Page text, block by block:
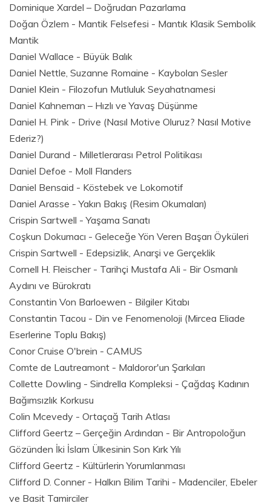
Dominique Xardel – Doğrudan Pazarlama
Doğan Özlem - Mantik Felsefesi - Mantık Klasik Sembolik
Mantik
Daniel Wallace - Büyük Balık
Daniel Nettle, Suzanne Romaine - Kaybolan Sesler
Daniel Klein - Filozofun Mutluluk Seyahatnamesi
Daniel Kahneman – Hızlı ve Yavaş Düşünme
Daniel H. Pink - Drive (Nasıl Motive Oluruz? Nasıl Motive
Ederiz?)
Daniel Durand - Milletlerarası Petrol Politikası
Daniel Defoe - Moll Flanders
Daniel Bensaid - Köstebek ve Lokomotif
Daniel Arasse - Yakın Bakış (Resim Okumaları)
Crispin Sartwell - Yaşama Sanatı
Coşkun Dokumacı - Geleceğe Yön Veren Başarı Öyküleri
Crispin Sartwell - Edepsizlik, Anarşi ve Gerçeklik
Cornell H. Fleischer - Tarihçi Mustafa Ali - Bir Osmanlı
Aydını ve Bürokratı
Constantin Von Barloewen - Bilgiler Kitabı
Constantin Tacou - Din ve Fenomenoloji (Mircea Eliade
Eserlerine Toplu Bakış)
Conor Cruise O'brein - CAMUS
Comte de Lautreamont - Maldoror'un Şarkıları
Collette Dowling - Sindrella Kompleksi - Çağdaş Kadının
Bağımsızlık Korkusu
Colin Mcevedy - Ortaçağ Tarih Atlası
Clifford Geertz – Gerçeğin Ardından - Bir Antropoloğun
Gözünden İki İslam Ülkesinin Son Kırk Yılı
Clifford Geertz - Kültürlerin Yorumlanması
Clifford D. Conner - Halkın Bilim Tarihi - Madenciler, Ebeler
ve Basit Tamirciler